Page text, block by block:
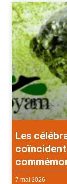
Les
coïncident
7 mai 2026